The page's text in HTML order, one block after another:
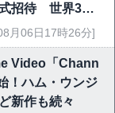
式招待 世界3大
月06日17時26分]
Video「Chann
！ハム・ウンジ
新作も続々